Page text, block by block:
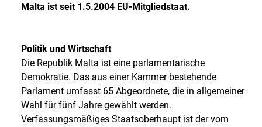
Malta ist seit 1.5.2004 EU-Mitgliedstaat.
Politik und Wirtschaft
Die Republik Malta ist eine parlamentarische
Demokratie. Das aus einer Kammer bestehende
Parlament umfasst 65 Abgeordnete, die in allgemeiner
Wahl für fünf Jahre gewählt werden.
Verfassungsmäßiges Staatsoberhaupt ist der vom